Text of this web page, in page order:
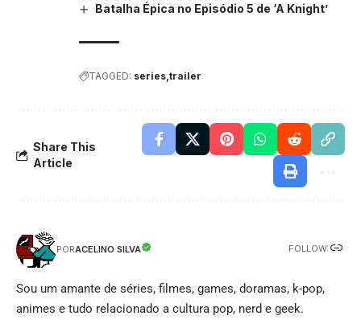
Batalha Épica no Episódio 5 de ‘A Knight’
TAGGED: series trailer
Share This
Article
PORACELINO SILVA FOLLOW:
Sou um amante de séries, filmes, games, doramas, k-pop,
animes e tudo relacionado a cultura pop, nerd e geek.